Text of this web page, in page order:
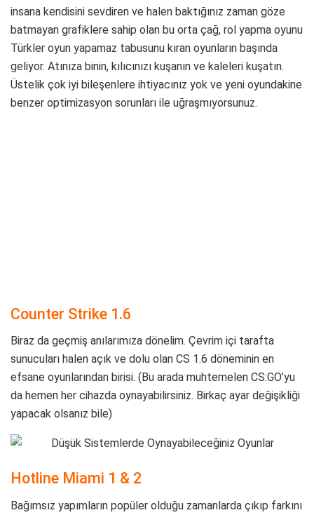
insana kendisini sevdiren ve halen baktığınız zaman göze
batmayan grafiklere sahip olan bu orta çağ, rol yapma oyunu
Türkler oyun yapamaz tabusunu kıran oyunların başında
geliyor. Atınıza binin, kılıcınızı kuşanın ve kaleleri kuşatın.
Üstelik çok iyi bileşenlere ihtiyacınız yok ve yeni oyundakine
benzer optimizasyon sorunları ile uğraşmıyorsunuz.
Counter Strike 1.6
Biraz da geçmiş anılarımıza dönelim. Çevrim içi tarafta
sunucuları halen açık ve dolu olan CS 1.6 döneminin en
efsane oyunlarından birisi. (Bu arada muhtemelen CS:GO’yu
da hemen her cihazda oynayabilirsiniz. Birkaç ayar değişikliği
yapacak olsanız bile)
Hotline Miami 1 & 2
Bağımsız yapımların popüler olduğu zamanlarda çıkıp farkını